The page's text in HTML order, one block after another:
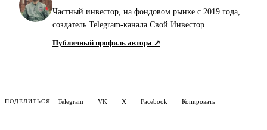
Частный инвестор, на фондовом рынке с 2019 года,
создатель Telegram-канала Свой Инвестор
Публичный профиль автора ↗
ПОДЕЛИТЬСЯ Telegram VK X Facebook Копировать